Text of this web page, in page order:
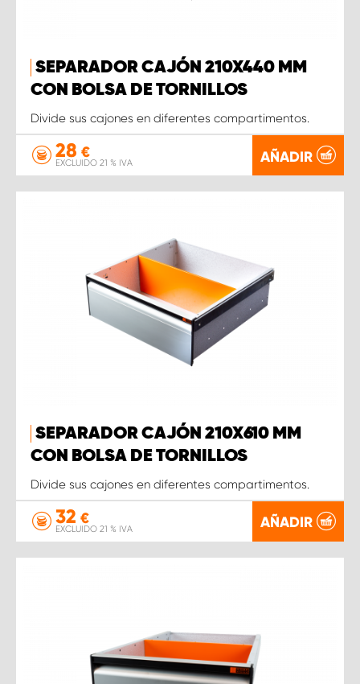
SEPARADOR CAJÓN 210X440 MM
CON BOLSA DE TORNILLOS
Divide sus cajones en diferentes compartimentos.
28 €
EXCLUIDO 21 % IVA AÑADIR
SEPARADOR CAJÓN 210X610 MM
CON BOLSA DE TORNILLOS
Divide sus cajones en diferentes compartimentos.
32 €
EXCLUIDO 21 % IVA AÑADIR